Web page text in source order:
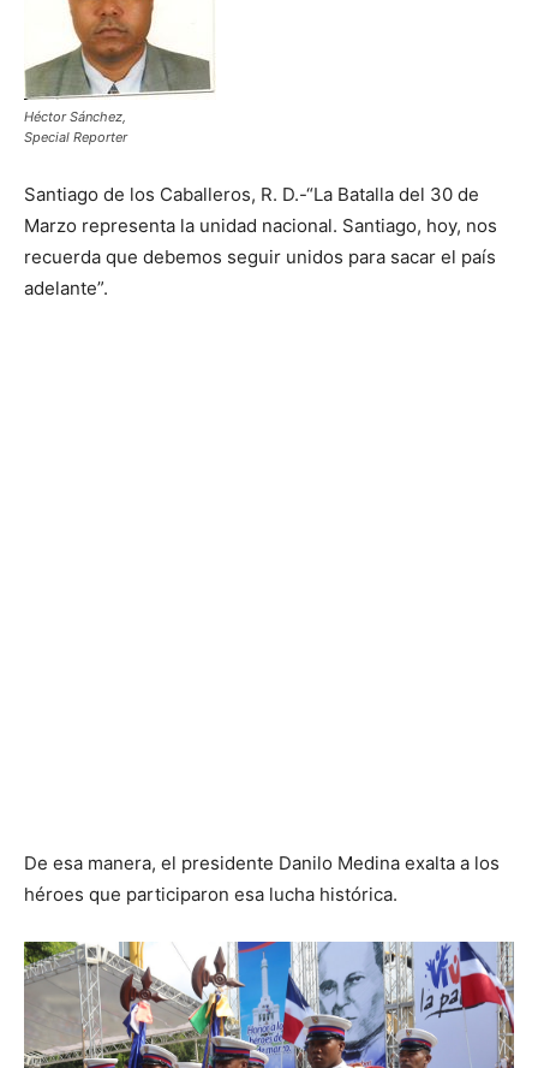
Héctor Sánchez,
Special Reporter
Santiago de los Caballeros, R. D.-“La Batalla del 30 de
Marzo representa la unidad nacional. Santiago, hoy, nos
recuerda que debemos seguir unidos para sacar el país
adelante”.
De esa manera, el presidente Danilo Medina exalta a los
héroes que participaron esa lucha histórica.